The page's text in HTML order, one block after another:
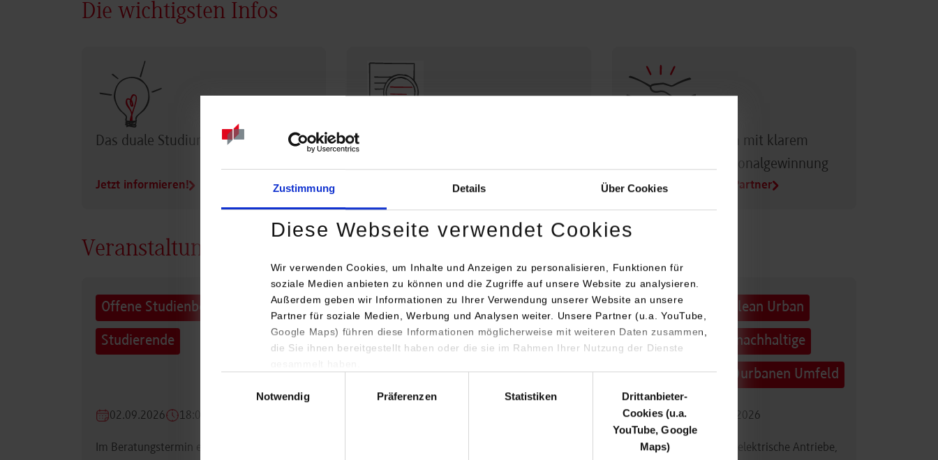
Zustimmung Details Über Cookies
Diese Webseite verwendet Cookies
Wir verwenden Cookies, um Inhalte und Anzeigen zu personalisieren, Funktionen für
soziale Medien anbieten zu können und die Zugriffe auf unsere Website zu analysieren.
Außerdem geben wir Informationen zu Ihrer Verwendung unserer Website an unsere
Partner für soziale Medien, Werbung und Analysen weiter. Unsere Partner (u.a. YouTube,
Google Maps) führen diese Informationen möglicherweise mit weiteren Daten zusammen,
die Sie ihnen bereitgestellt haben oder die sie im Rahmen Ihrer Nutzung der Dienste
Notwendig
Präferenzen Statistiken
Drittanbieter-
Cookies (u.a.
YouTube, Google
Maps)
Die wichtigsten Infos
Das duale Studium im Überblick
Jetzt informieren! Profil der DHBW Stuttgart
Dualer Partner sein mit klarem
Vorteil bei der Personalgewinnung
Alle Infos für Duale Partner
Veranstaltungen
Offene Studienberatung für
Studierende
02.09.2026 18:00 Uhr
Im Beratungstermin erhalten Studierende
INDIS-Infoveranstaltung für
Studierende
Technologietag: Clean Urban
Transportation – nachhaltige
Mobilität im (sub)urbanen Umfeld
16.09.2026 - 17.09.2026
Im Mittelpunkt stehen elektrische Antriebe,